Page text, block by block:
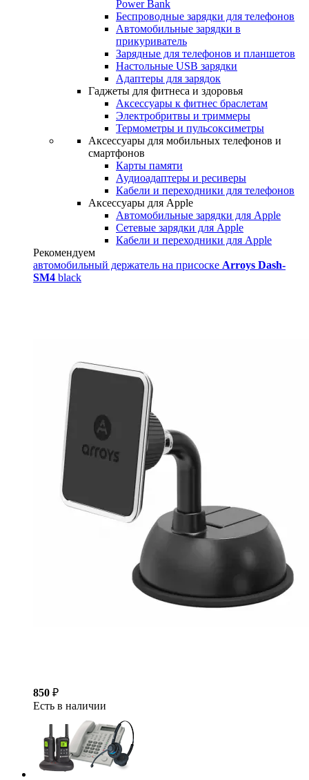
Power Bank
Беспроводные зарядки для телефонов
Автомобильные зарядки в
прикуриватель
Зарядные для телефонов и планшетов
Настольные USB зарядки
Адаптеры для зарядок
Гаджеты для фитнеса и здоровья
Аксессуары к фитнес браслетам
Электробритвы и триммеры
Термометры и пульсоксиметры
Аксессуары для мобильных телефонов и
смартфонов
Карты памяти
Аудиоадаптеры и ресиверы
Кабели и переходники для телефонов
Аксессуары для Apple
Автомобильные зарядки для Apple
Сетевые зарядки для Apple
Кабели и переходники для Apple
Рекомендуем
автомобильный держатель на присоске Arroys Dash-
SM4 black
850 ₽
Есть в наличии